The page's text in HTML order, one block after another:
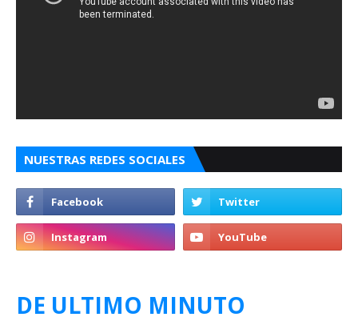
NUESTRAS REDES SOCIALES
DE ULTIMO MINUTO